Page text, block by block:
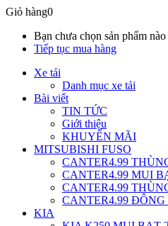
Giỏ hàng0
Bạn chưa chọn sản phẩm nào
Tiếp tục mua hàng
Xe tải
Danh mục xe tải
Bài viết
TIN TỨC
Giới thiệu
KHUYẾN MÃI
MITSUBISHI FUSO
CANTER4.99
CANTER4.99 MUI
CANTER4.99
CANTER4.99
KIA